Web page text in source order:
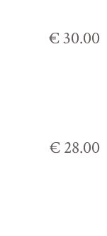
€ 30.00
€ 28.00